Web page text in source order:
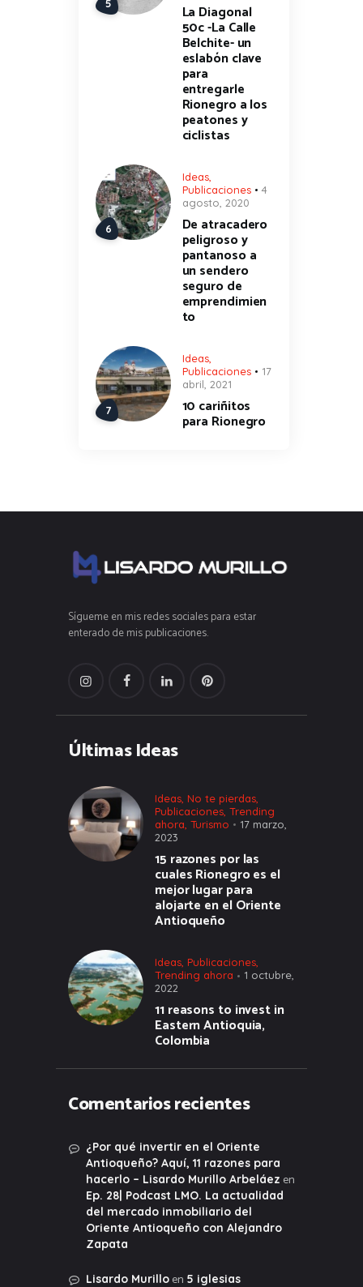
La Diagonal
50c -La Calle
Belchite- un
eslabón clave
para
entregarle
Rionegro a los
peatones y
ciclistas
Ideas,
Publicaciones
4
agosto, 2020
De atracadero
peligroso y
pantanoso a
un sendero
seguro de
emprendimien
to
Ideas,
Publicaciones
17
abril, 2021
10 cariñitos
para Rionegro
Sígueme en mis redes sociales para estar
enterado de mis publicaciones.
Últimas Ideas
Ideas No te pierdas
Publicaciones Trending
ahora Turismo
17 marzo,
2023
15 razones por las
cuales Rionegro es el
mejor lugar para
alojarte en el Oriente
Antioqueño
Ideas, Publicaciones,
Trending ahora
1 octubre,
2022
11 reasons to invest in
Eastern Antioquia,
Colombia
Comentarios recientes
¿Por qué invertir en el Oriente
Antioqueño? Aquí, 11 razones para
hacerlo – Lisardo Murillo Arbeláez en
Ep. 28| Podcast LMO. La actualidad
del mercado inmobiliario del
Oriente Antioqueño con Alejandro
Zapata
Lisardo Murilloen 5 iglesias